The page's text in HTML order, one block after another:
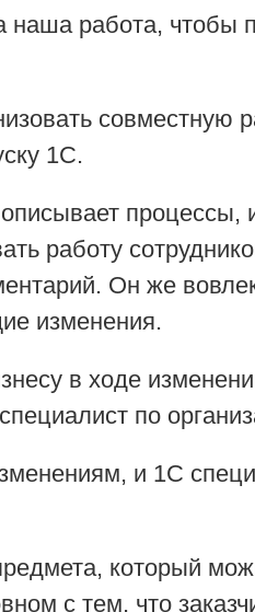
наша работа, чтобы
совместную
1С.
процессы,
работу
Он же
изменения.
в ходе
по
и 1С
который
с тем, что